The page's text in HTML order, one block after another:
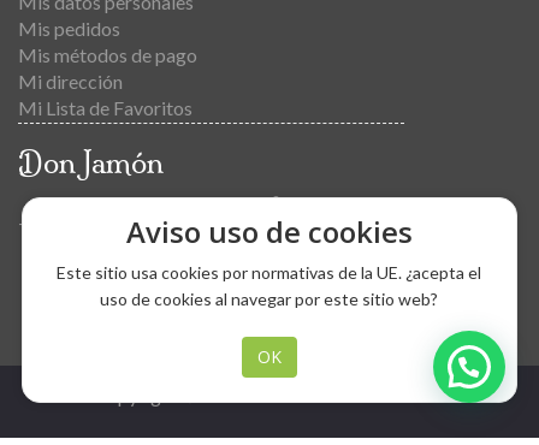
Mis pedidos
Mis métodos de pago
Mi dirección
Mi Lista de Favoritos
Don Jamón
C/Torres Quevedo nº 108
Torreblanca de los Caños, 41016 Sevilla (Spain)
ibericosgonzalezdonjamon@gmail.com
Copyright © 2021 Don Jamón Ibérico.com
Aviso uso de cookies
Este sitio usa cookies por normativas de la UE. ¿acepta el
uso de cookies al navegar por este sitio web?
OK